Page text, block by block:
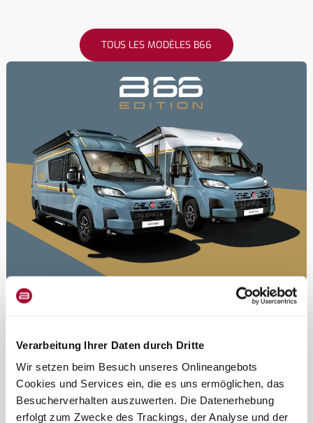
Verarbeitung Ihrer Daten durch Dritte
Wir setzen beim Besuch unseres Onlineangebots
Cookies und Services ein, die es uns ermöglichen, das
Besucherverhalten auszuwerten. Die Datenerhebung
erfolgt zum Zwecke des Trackings, der Analyse und der
TOUS LES MODÈLES B66
à propos de Bürstner
Découvrez ce qui fait notre force.
Design